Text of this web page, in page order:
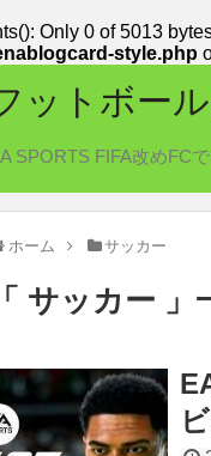
Only 0 of 5013
style.php
ットボー
SPORTS FIFA改めFC
ホーム サッカー
「 サッカー 」